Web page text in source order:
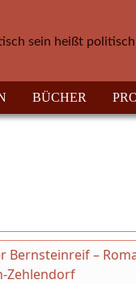
sein heißt politisch
BÜCHER
Bernsteinreif –
Zehlendorf